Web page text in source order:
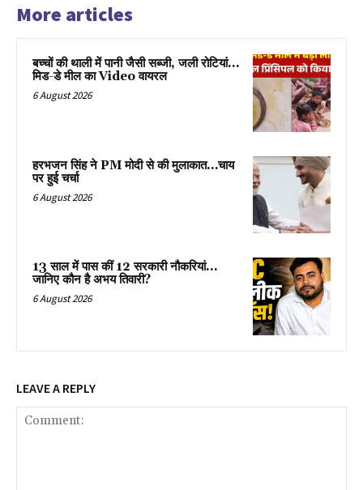
More articles
बच्चों की थाली में पानी जैसी सब्जी, जली रोटियां…
मिड-डे मील का Video वायरल
6 August 2026
हरभजन सिंह ने PM मोदी से की मुलाकात…चाय
पर हुई चर्चा
6 August 2026
13 साल में पास कीं 12 सरकारी नौकरियां…
जान‍िए कौन है अभय तिवारी?
6 August 2026
LEAVE A REPLY